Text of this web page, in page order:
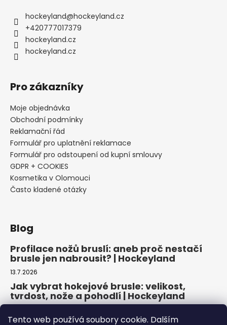
Tento web používá soubory cookie. Dalším
hockeyland@hockeyland.cz
+420777017379
hockeyland.cz
hockeyland.cz
Pro zákazníky
Moje objednávka
Obchodní podmínky
Reklamační řád
Formulář pro uplatnění reklamace
Formulář pro odstoupení od kupní smlouvy
GDPR + COOKIES
Kosmetika v Olomouci
Často kladené otázky
Blog
Profilace nožů bruslí: aneb proč nestačí
brusle jen nabrousit? | Hockeyland
13.7.2026
Jak vybrat hokejové brusle: velikost,
tvrdost, nože a pohodlí | Hockeyland